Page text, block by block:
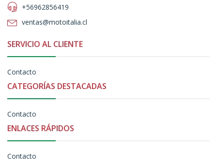
+56962856419
ventas@motoitalia.cl
SERVICIO AL CLIENTE
Contacto
CATEGORÍAS DESTACADAS
Contacto
ENLACES RÁPIDOS
Contacto